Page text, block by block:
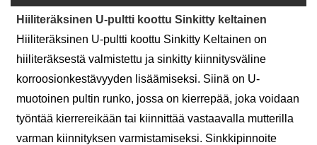
Hiiliteräksinen U-pultti koottu Sinkitty keltainen
Hiiliteräksinen U-pultti koottu Sinkitty Keltainen on
hiiliteräksestä valmistettu ja sinkitty kiinnitysväline
korroosionkestävyyden lisäämiseksi. Siinä on U-
muotoinen pultin runko, jossa on kierrepää, joka voidaan
työntää kierrereikään tai kiinnittää vastaavalla mutterilla
varman kiinnityksen varmistamiseksi. Sinkkipinnoite